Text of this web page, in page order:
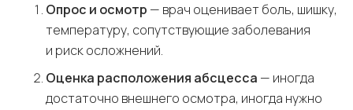
Опрос и осмотр — врач оценивает боль, шишку,
температуру, сопутствующие заболевания
и риск осложнений.
Оценка расположения абсцесса — иногда
достаточно внешнего осмотра, иногда нужно